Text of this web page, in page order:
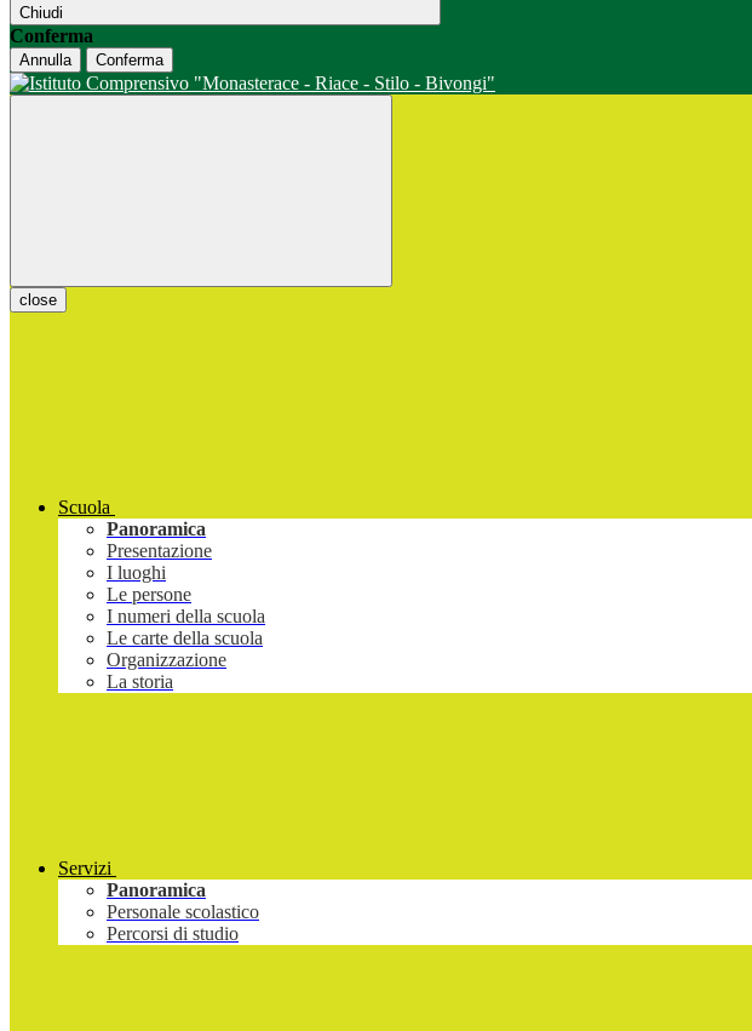
Chiudi
Conferma
Annulla Conferma
close
Scuola
Panoramica
Presentazione
I luoghi
Le persone
I numeri della scuola
Le carte della scuola
Organizzazione
La storia
Servizi
Panoramica
Personale scolastico
Percorsi di studio